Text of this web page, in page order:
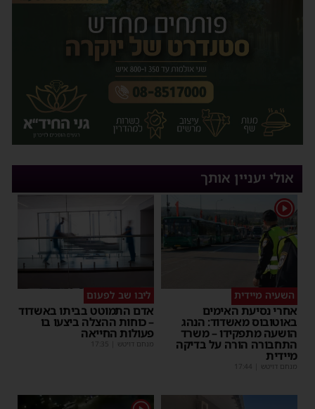
אולי יעניין אותך
1
השעיה מיידית
אחרי נסיעת האימים
באוטובוס מאשדוד: הנהג
הושעה מתפקידו – משרד
התחבורה הורה על בדיקה
מיידית
מנחם דויטש 17:44
ליבו שב לפעום
אדם התמוטט בביתו באשדוד
– כוחות ההצלה ביצעו בו
פעולות החייאה
מנחם דויטש 17:35